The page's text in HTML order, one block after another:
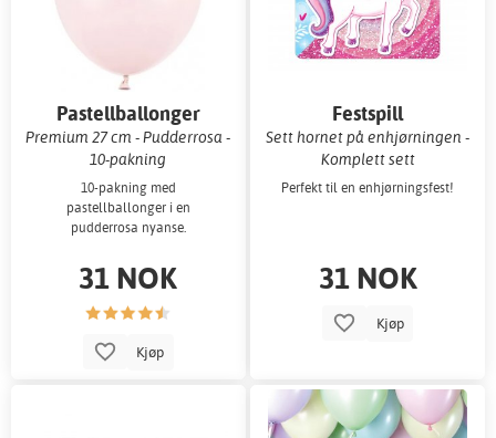
Pastellballonger
Premium 27 cm - Pudderrosa -
10-pakning
10-pakning med
pastellballonger i en
pudderrosa nyanse.
31 NOK
Kjøp
Festspill
Sett hornet på enhjørningen -
Komplett sett
Perfekt til en enhjørningsfest!
31 NOK
Kjøp